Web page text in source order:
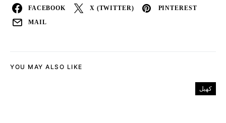
FACEBOOK X (TWITTER) PINTEREST
MAIL
YOU MAY ALSO LIKE
کھیل